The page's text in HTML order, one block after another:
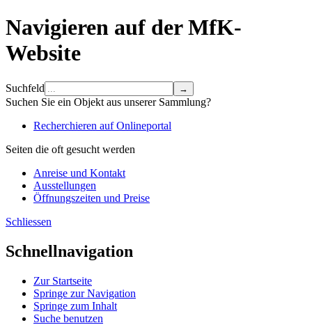
Navigieren auf der MfK-
Website
Suchfeld
Suchen Sie ein Objekt aus unserer Sammlung?
Recherchieren auf Onlineportal
Seiten die oft gesucht werden
Anreise und Kontakt
Ausstellungen
Öffnungszeiten und Preise
Schliessen
Schnellnavigation
Zur Startseite
Springe zur Navigation
Springe zum Inhalt
Suche benutzen